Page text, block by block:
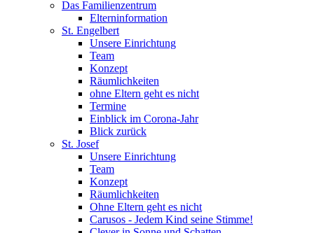
Das Familienzentrum
Elterninformation
St. Engelbert
Unsere Einrichtung
Team
Konzept
Räumlichkeiten
ohne Eltern geht es nicht
Termine
Einblick im Corona-Jahr
Blick zurück
St. Josef
Unsere Einrichtung
Team
Konzept
Räumlichkeiten
Ohne Eltern geht es nicht
Carusos - Jedem Kind seine Stimme!